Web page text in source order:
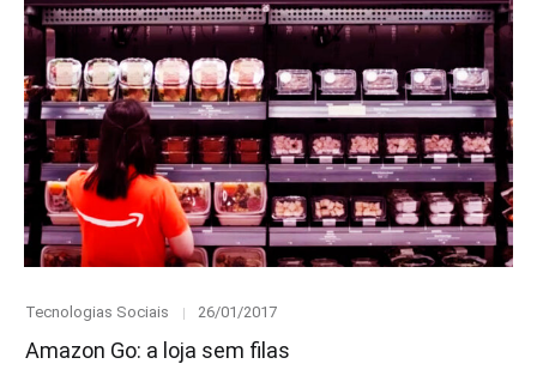
Category
Tecnologias Sociais
Posted
26/01/2017
Amazon Go: a loja sem filas